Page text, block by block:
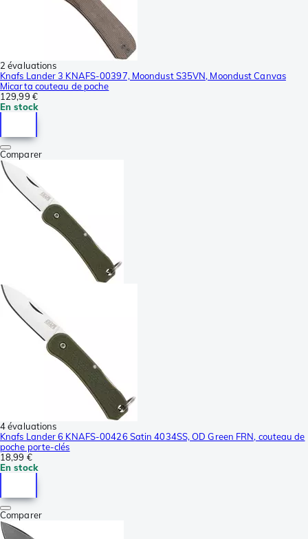
2 évaluations
Knafs Lander 3 KNAFS-00397, Moondust S35VN, Moondust Canvas
Micarta couteau de poche
129,99 €
En stock
Comparer
4 évaluations
Knafs Lander 6 KNAFS-00426 Satin 4034SS, OD Green FRN, couteau de
poche porte-clés
18,99 €
En stock
Comparer